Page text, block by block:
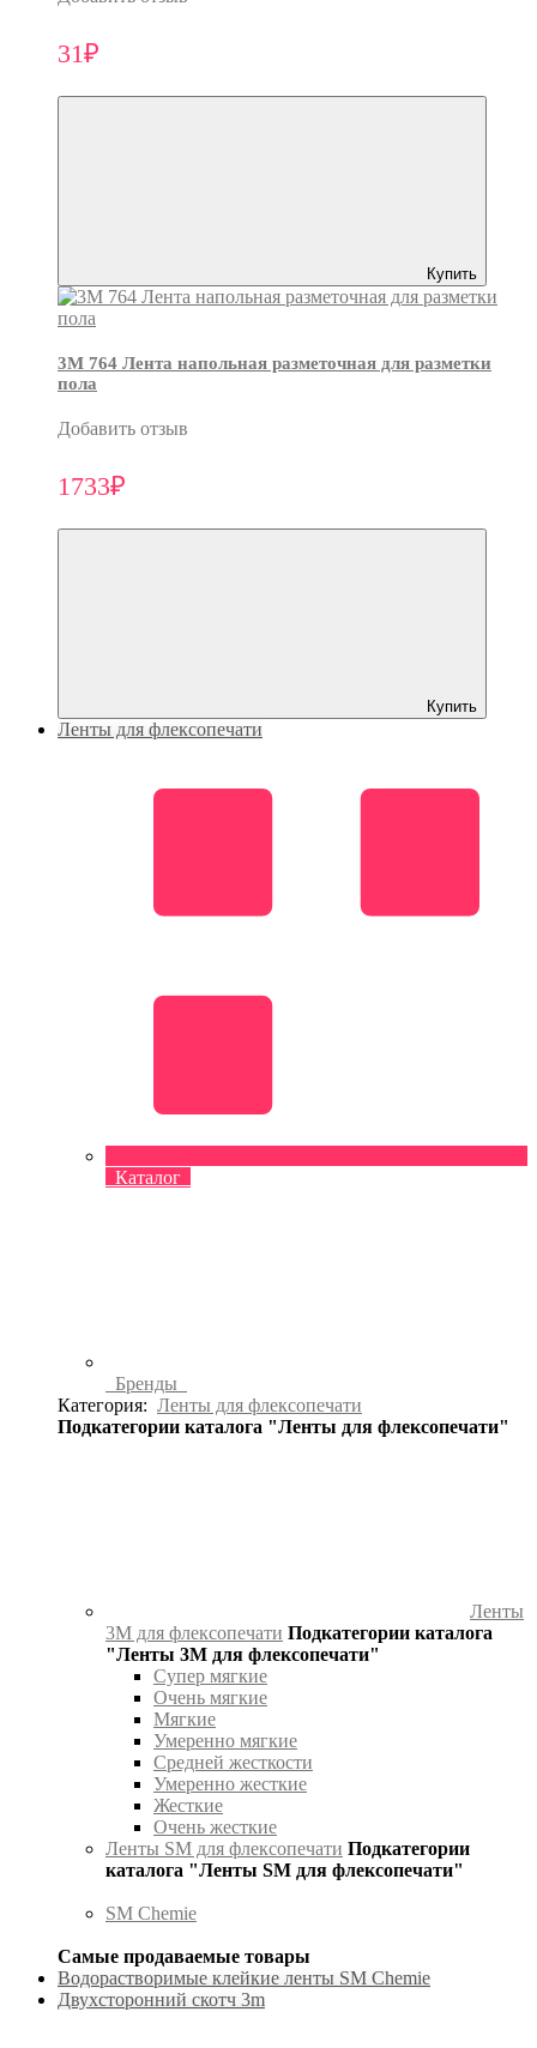
31₽
Купить
3M 764 Лента напольная разметочная для разметки
пола
Добавить отзыв
1733₽
Купить
Ленты для флексопечати
Каталог
Бренды
Категория: Ленты для флексопечати
Подкатегории каталога "Ленты для флексопечати"
Ленты
3М для флексопечати Подкатегории каталога
"Ленты 3М для флексопечати"
Супер мягкие
Очень мягкие
Мягкие
Умеренно мягкие
Средней жесткости
Умеренно жесткие
Жесткие
Очень жесткие
Ленты SM для флексопечати Подкатегории
каталога "Ленты SM для флексопечати"
SM Chemie
Самые продаваемые товары
Водорастворимые клейкие ленты SM Chemie
Двухсторонний скотч 3m